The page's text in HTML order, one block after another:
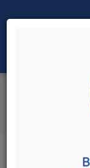
Yöresel